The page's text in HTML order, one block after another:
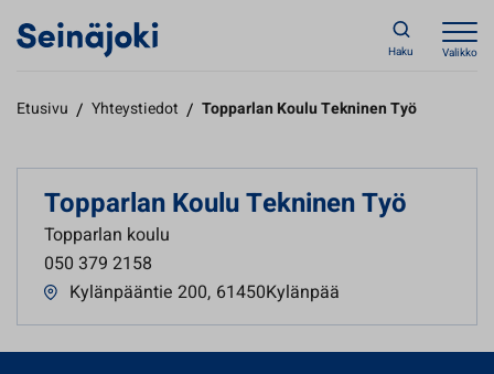
Haku Valikko
Etusivu / Yhteystiedot / Topparlan Koulu Tekninen Työ
Topparlan Koulu Tekninen Työ
Topparlan koulu
050 379 2158
Kylänpääntie 200, 61450Kylänpää